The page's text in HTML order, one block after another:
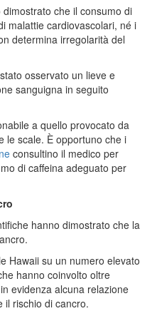
che il consumo di
malattie cardiovascolari, né i
determina irregolarità del
osservato un lieve e
sanguigna in seguito
a quello provocato da
le scale. È opportuno che i
consultino il medico per
di caffeina adeguato per
hanno dimostrato che la
Hawaii su un numero elevato
hanno coinvolto oltre
evidenza alcuna relazione
il rischio di cancro.